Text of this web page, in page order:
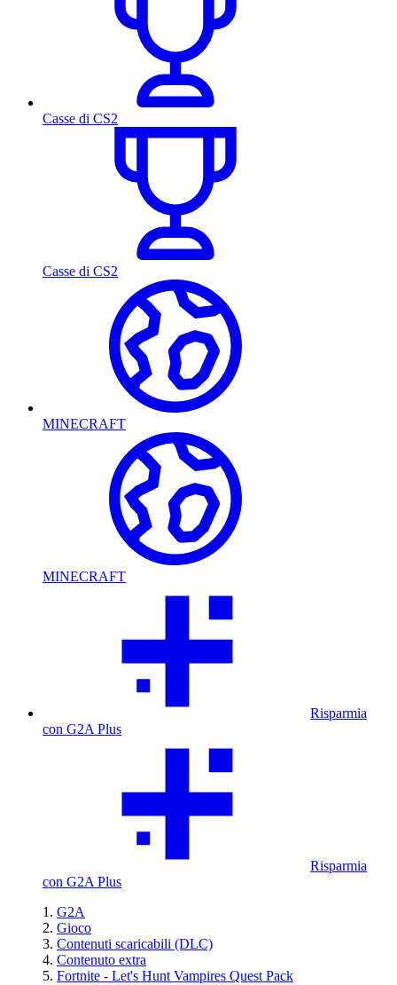
Casse di CS2
Casse di CS2
MINECRAFT
MINECRAFT
Risparmia
con G2A Plus
Risparmia
con G2A Plus
G2A
Gioco
Contenuti scaricabili (DLC)
Contenuto extra
Fortnite - Let's Hunt Vampires Quest Pack